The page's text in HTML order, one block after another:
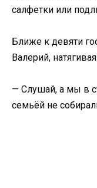
салфетки или
Ближе к девяти
Валерий,
— Слушай, а мы в
семьёй не